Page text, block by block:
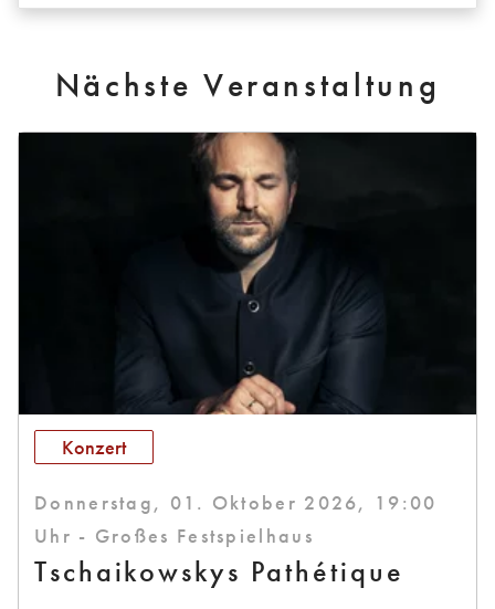
Nächste Veranstaltung
Konzert
Donnerstag, 01. Oktober 2026, 19:00
Uhr - Großes Festspielhaus
Tschaikowskys Pathétique